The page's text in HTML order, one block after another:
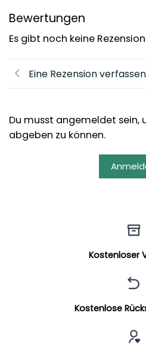
Bewertungen
Es gibt noch keine
Eine Rezension verfassen
Du musst angemeldet sein,
abgeben zu können.
Kostenloser
Kostenlose